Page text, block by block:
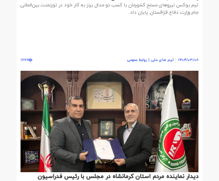
تیم بوکس نیروهای مسلح کشورمان با کسب دو مدال برنز به کار خود در تورنمنت بین‌المللی
جام وزارت دفاع قزاقستان پایان داد.
1404/03/08 تیم های ملی | روابط عمومی 1272
دیدار نماینده مردم استان کرمانشاه در مجلس با رئیس فدراسیون